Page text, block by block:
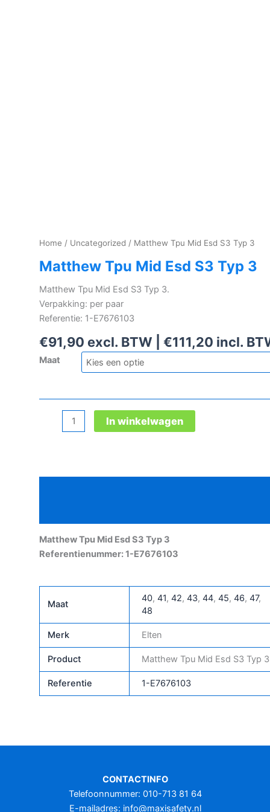
Home / Uncategorized / Matthew Tpu Mid Esd S3 Typ 3
Matthew Tpu Mid Esd S3 Typ 3
Matthew Tpu Mid Esd S3 Typ 3.
Verpakking: per paar
Referentie: 1-E7676103
€91,90 excl. BTW | €111,20 incl.
Maat
Matthew
S3
In winkelwagen
Matthew Tpu Mid Esd S3 Typ 3
Referentienummer: 1-E7676103
Maat
40, 41, 42, 43, 44, 45, 46, 47,
48
Merk Elten
Product Matthew Tpu Mid Esd S3 Typ 3
Referentie 1-E7676103
CONTACTINFO
Telefoonnummer: 010-713 81 64
E-mailadres: info@maxisafety.nl